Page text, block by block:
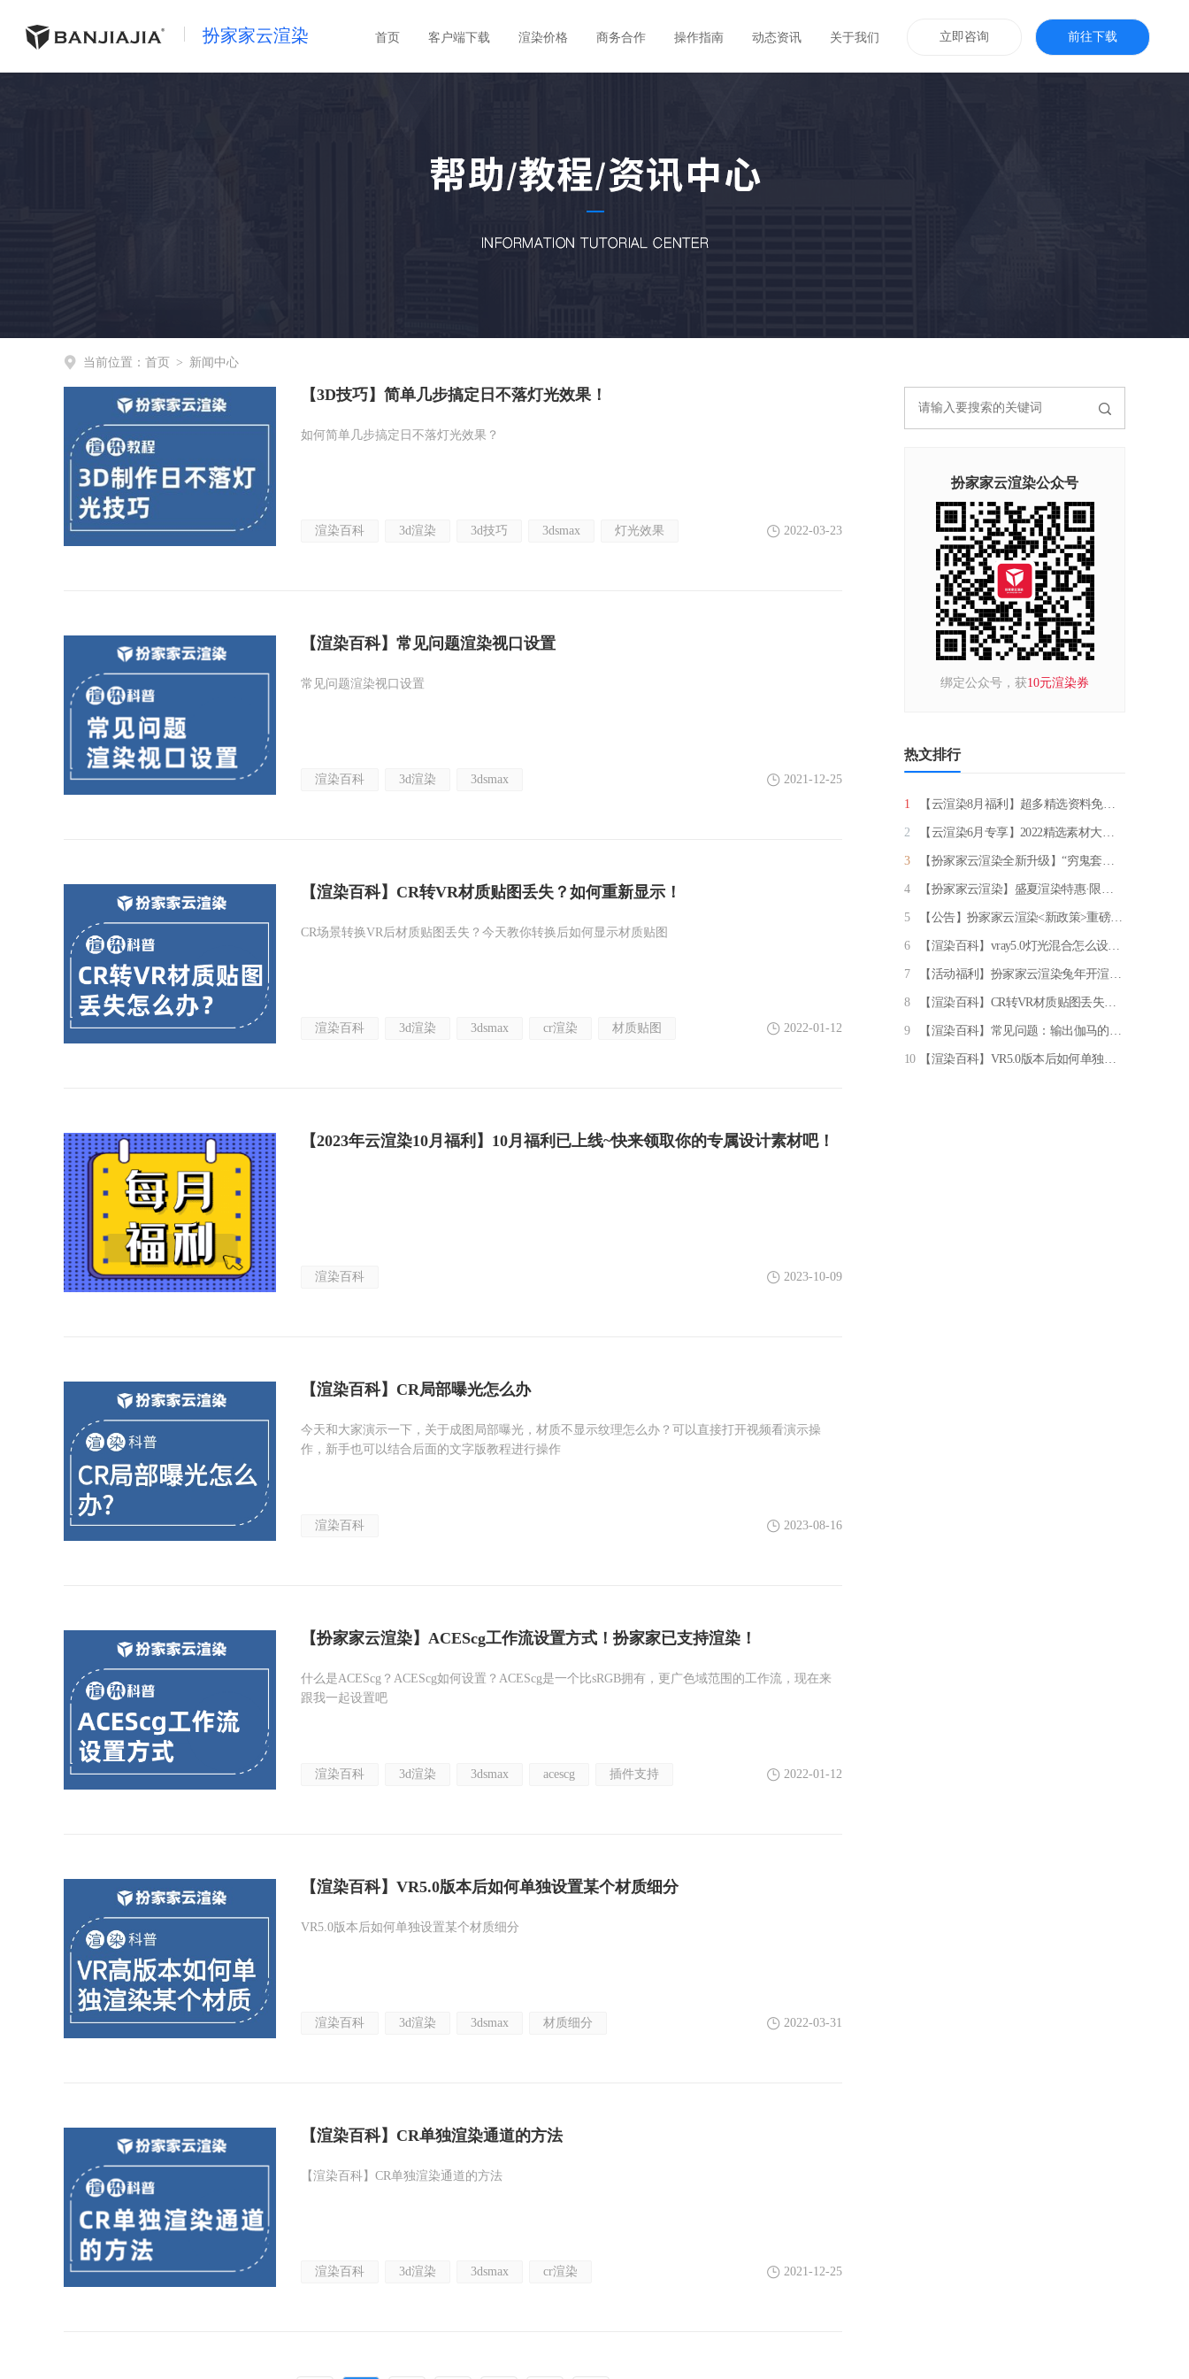
扮家家云渲染 首页 客户端下载 渲染价格 商务合作 操作指南 动态资讯 关于我们 立即咨询 前往下载
当前位置： 首页 > 新闻中心
【3D技巧】简单几步搞定日不落灯光效果！
如何简单几步搞定日不落灯光效果？
渲染百科 3d渲染 3d技巧 3dsmax 灯光效果 2022-03-23
【渲染百科】常见问题渲染视口设置
常见问题渲染视口设置
渲染百科 3d渲染 3dsmax 2021-12-25
【渲染百科】CR转VR材质贴图丢失？如何重新显示！
CR场景转换VR后材质贴图丢失？今天教你转换后如何显示材质贴图
渲染百科 3d渲染 3dsmax cr渲染 材质贴图 2022-01-12
【2023年云渲染10月福利】10月福利已上线~快来领取你的专属设计素材吧！
渲染百科 2023-10-09
【渲染百科】CR局部曝光怎么办
今天和大家演示一下，关于成图局部曝光，材质不显示纹理怎么办？可以直接打开视频看演示操
作，新手也可以结合后面的文字版教程进行操作
渲染百科 2023-08-16
【扮家家云渲染】ACEScg工作流设置方式！扮家家已支持渲染！
什么是ACEScg？ACEScg如何设置？ACEScg是一个比sRGB拥有，更广色域范围的工作流，现在来
跟我一起设置吧
渲染百科 3d渲染 3dsmax acescg 插件支持 2022-01-12
【渲染百科】VR5.0版本后如何单独设置某个材质细分
VR5.0版本后如何单独设置某个材质细分
渲染百科 3d渲染 3dsmax 材质细分 2022-03-31
【渲染百科】CR单独渲染通道的方法
【渲染百科】CR单独渲染通道的方法
渲染百科 3d渲染 3dsmax cr渲染 2021-12-25
扮家家云渲染公众号
绑定公众号，获10元渲染券
热文排行
1 【云渲染8月福利】超多精选资料免费领取！
2 【云渲染6月专享】2022精选素材大放送
3 【扮家家云渲染全新升级】“穷鬼套餐” 限量发售！一元一张图，专享96线程渲图
4 【扮家家云渲染】盛夏渲染特惠·限量来袭
5 【公告】扮家家云渲染<新政策>重磅上线！
6 【渲染百科】vray5.0灯光混合怎么设置？亲测推荐实用方法！
7 【活动福利】扮家家云渲染兔年开渲有礼·百万元渲染券任性送
8 【渲染百科】CR转VR材质贴图丢失？如何重新显示！
9 【渲染百科】常见问题：输出伽马的设置（必看）
10 【渲染百科】VR5.0版本后如何单独设置某个材质细分